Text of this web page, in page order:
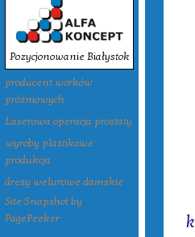
Pozycjonowanie Białystok
producent worków
próżniowych
Laserowa operacja prostaty
wyroby plastikowe
produkcja
dresy welurowe damskie
Site Snapshot by
PagePeeker